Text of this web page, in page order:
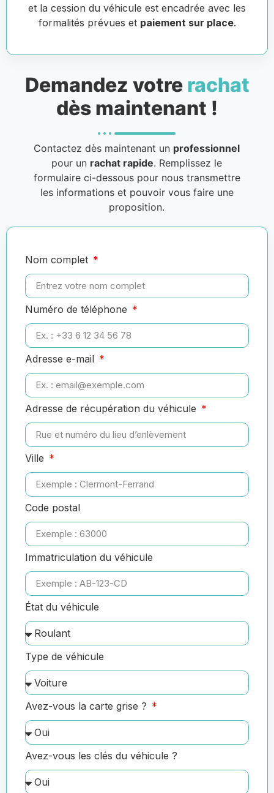
et la cession du véhicule est encadrée avec les
formalités prévues et paiement sur place.
Demandez votre rachat
dès maintenant !
Contactez dès maintenant un professionnel
pour un rachat rapide. Remplissez le
formulaire ci-dessous pour nous transmettre
les informations et pouvoir vous faire une
proposition.
Nom complet
Numéro de téléphone
Adresse e-mail
Adresse de récupération du véhicule
Ville
Code postal
Immatriculation du véhicule
État du véhicule
Type de véhicule
Avez-vous la carte grise ?
Avez-vous les clés du véhicule ?